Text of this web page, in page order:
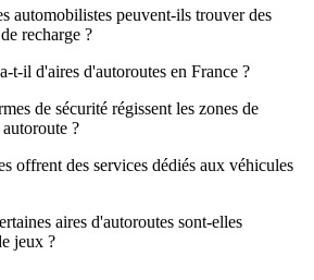
peuvent-ils trouver des
recharge ?
d'aires d'autoroutes en France ?
de sécurité régissent les zones de
?
des services dédiés aux véhicules
aires d'autoroutes sont-elles
jeux ?